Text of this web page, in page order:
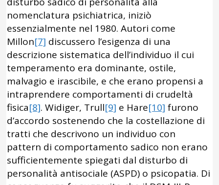
nomenclatura psichiatrica, iniziò
essenzialmente nel 1980. Autori come
Millon[7] discussero l’esigenza di una
descrizione sistematica dell’individuo il cui
temperamento era dominante, ostile,
malvagio e irascibile, e che erano propensi a
intraprendere comportamenti di crudeltà
fisica[8]. Widiger, Trull[9] e Hare[10] furono
d’accordo sostenendo che la costellazione di
tratti che descrivono un individuo con
pattern di comportamento sadico non erano
sufficientemente spiegati dal disturbo di
personalità antisociale (ASPD) o psicopatia. Di